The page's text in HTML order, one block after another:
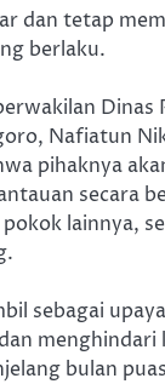
dan tetap
berlaku.
Dinas
Nafiatun
pihaknya
secara
lainnya,
sebagai
menghindari
bulan